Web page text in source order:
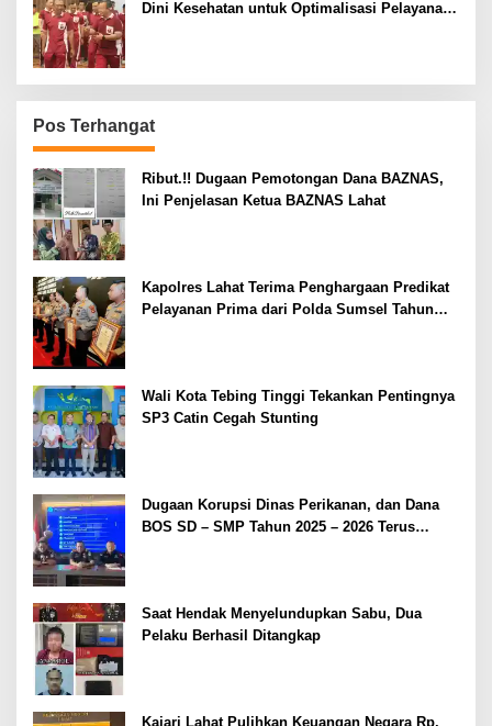
Dini Kesehatan untuk Optimalisasi Pelayanan
Pos Terhangat
Ribut.!! Dugaan Pemotongan Dana BAZNAS,
Ini Penjelasan Ketua BAZNAS Lahat
Kapolres Lahat Terima Penghargaan Predikat
Pelayanan Prima dari Polda Sumsel Tahun
Wali Kota Tebing Tinggi Tekankan Pentingnya
SP3 Catin Cegah Stunting
Dugaan Korupsi Dinas Perikanan, dan Dana
BOS SD – SMP Tahun 2025 – 2026 Terus
Saat Hendak Menyelundupkan Sabu, Dua
Pelaku Berhasil Ditangkap
Kajari Lahat Pulihkan Keuangan Negara Rp.